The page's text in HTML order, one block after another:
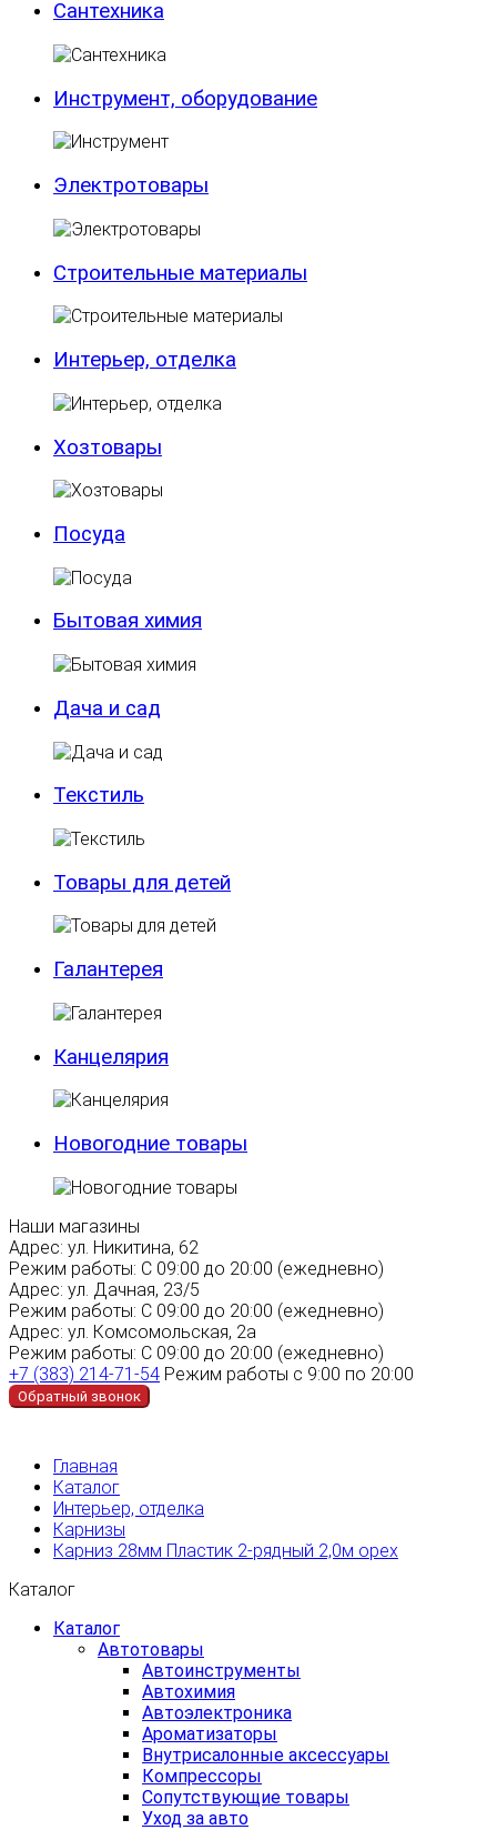
Сантехника
Инструмент, оборудование
Электротовары
Строительные материалы
Интерьер, отделка
Хозтовары
Посуда
Бытовая химия
Дача и сад
Текстиль
Товары для детей
Галантерея
Канцелярия
Новогодние товары
Наши магазины
Адрес: ул. Никитина, 62
Режим работы: С 09:00 до 20:00 (ежедневно)
Адрес: ул. Дачная, 23/5
Режим работы: С 09:00 до 20:00 (ежедневно)
Адрес: ул. Комсомольская, 2а
Режим работы: С 09:00 до 20:00 (ежедневно)
+7 (383) 214-71-54 Режим работы с 9:00 по 20:00
Обратный звонок
Главная
Каталог
Интерьер, отделка
Карнизы
Карниз 28мм Пластик 2-рядный 2,0м орех
Каталог
Каталог
Автотовары
Автоинструменты
Автохимия
Автоэлектроника
Ароматизаторы
Внутрисалонные аксессуары
Компрессоры
Сопутствующие товары
Уход за авто